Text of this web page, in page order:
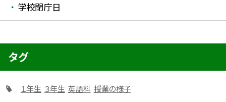
学校閉庁日
タグ
１年生 ３年生 英語科 授業の様子